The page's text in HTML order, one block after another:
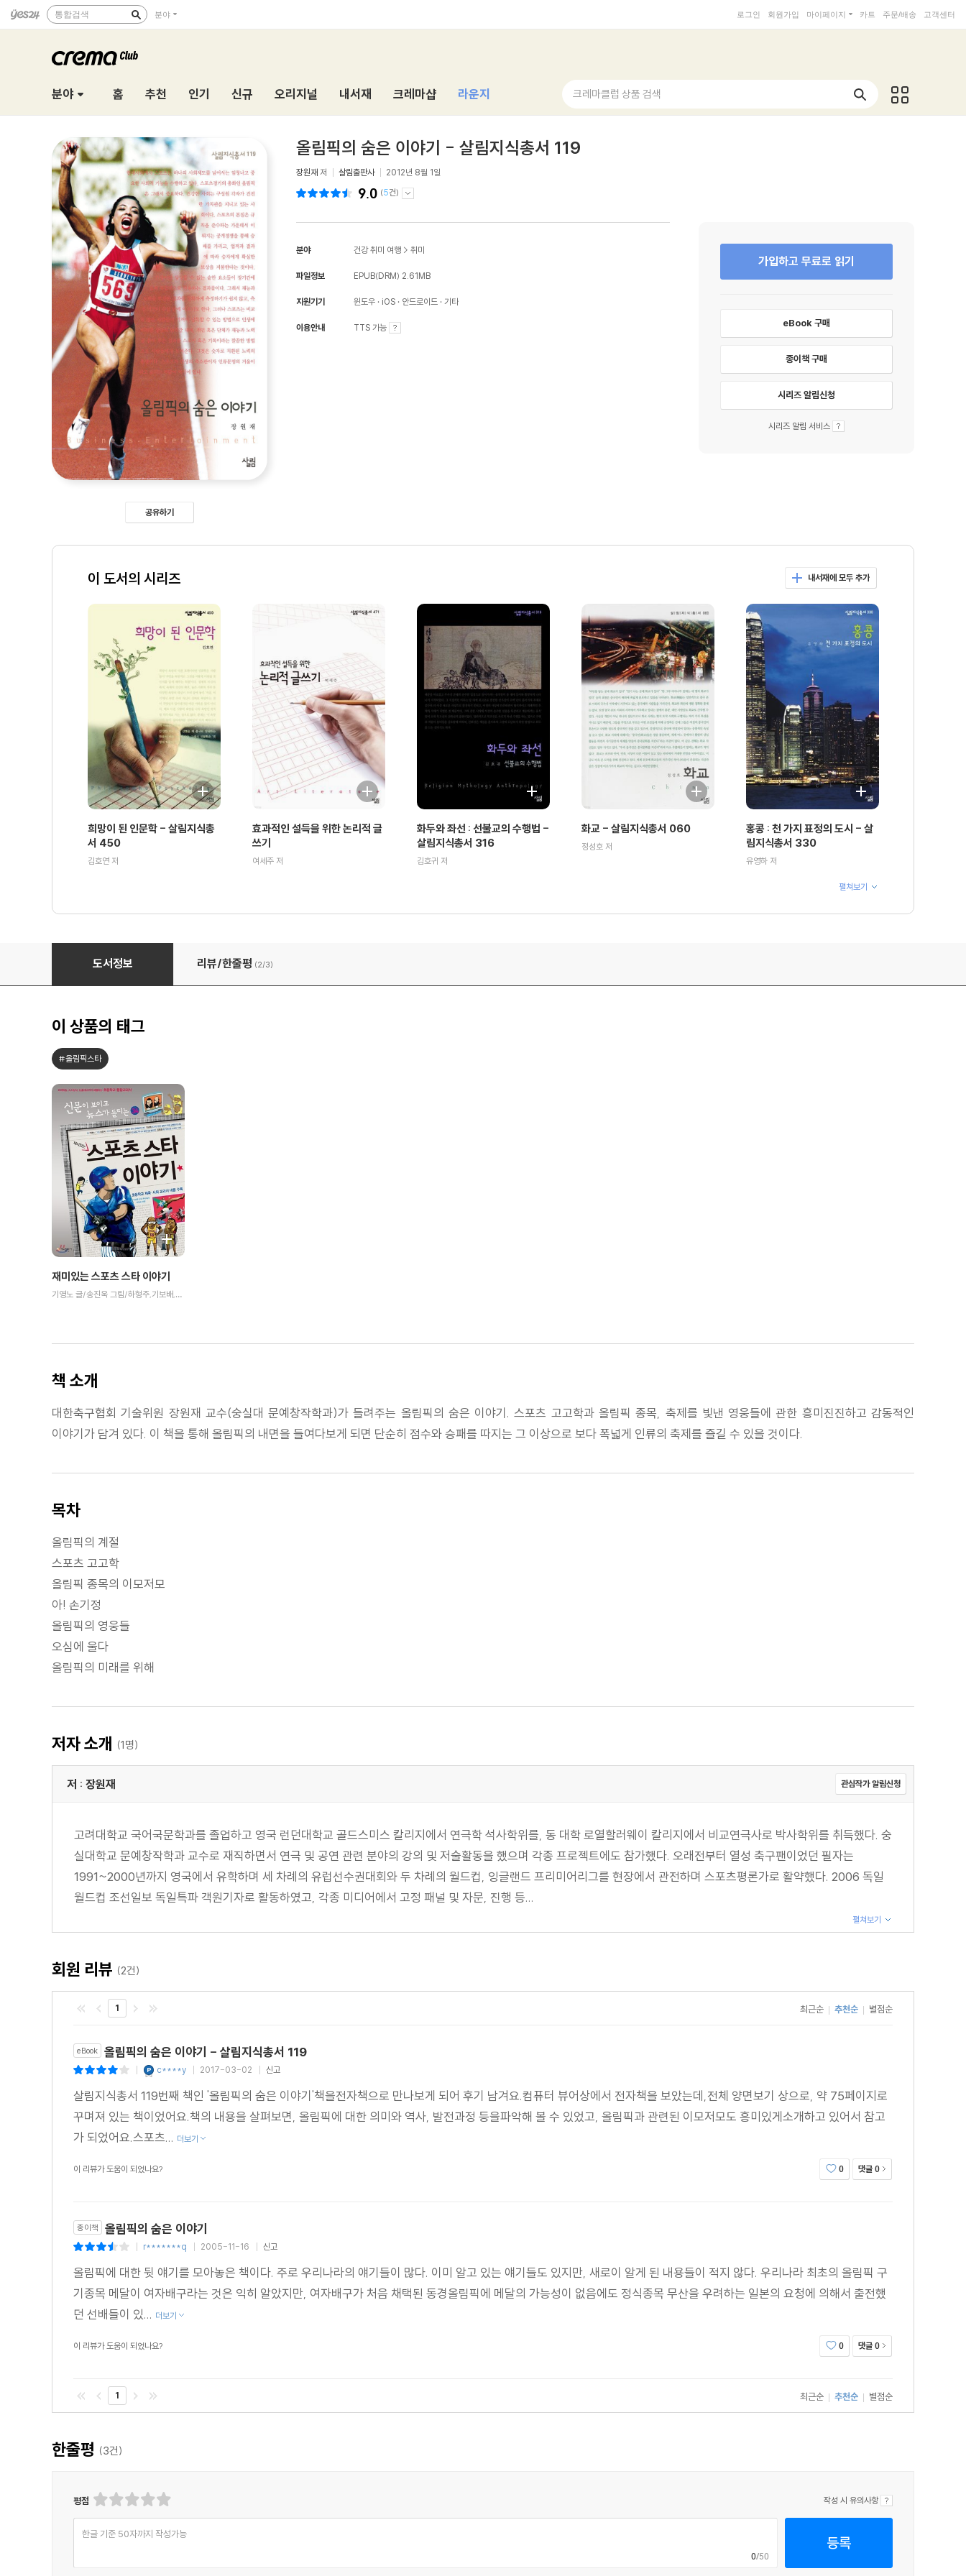
통합검색 분야 로그인 회원가입 마이페이지 카트 주문/배송 고객센터
분야 홈 추천 인기 신규 오리지널 내서재 크레마샵 라운지 크레마클럽 상품 검색
공유하기
올림픽의 숨은 이야기 - 살림지식총서 119
장원재 저 살림출판사 2012년 8월 1일
9.0 (5건)
분야 건강 취미 여행 > 취미
파일정보 EPUB(DRM) 2.61MB
지원기기 윈도우 iOS 안드로이드 기타
이용안내 TTS 가능
가입하고 무료로 읽기
eBook 구매
종이책 구매
시리즈 알림신청
시리즈 알림 서비스
이 도서의 시리즈 내서재에 모두 추가
희망이 된 인문학 - 살림지식총
서 450
김호연 저
효과적인 설득을 위한 논리적 글
쓰기
여세주 저
화두와 좌선 : 선불교의 수행법 -
살림지식총서 316
김호귀 저
화교 - 살림지식총서 060
정성호 저
홍콩 : 천 가지 표정의 도시 - 살
림지식총서 330
유영하 저
펼쳐보기
올림픽의 숨은 이야기 - 살림지식총서 119
도서정보 리뷰/한줄평 (2/3)
이 상품의 태그
#올림픽스타
재미있는 스포츠 스타 이야기
기영노 글/송진욱 그림/하형주,기보배,유명우,김동훈 추천
책 소개
대한축구협회 기술위원 장원재 교수(숭실대 문예창작학과)가 들려주는 올림픽의 숨은 이야기. 스포츠 고고학과 올림픽 종목, 축제를 빛낸 영웅들에 관한 흥미진진하고 감동적인
이야기가 담겨 있다. 이 책을 통해 올림픽의 내면을 들여다보게 되면 단순히 점수와 승패를 따지는 그 이상으로 보다 폭넓게 인류의 축제를 즐길 수 있을 것이다.
목차
올림픽의 계절
스포츠 고고학
올림픽 종목의 이모저모
아! 손기정
올림픽의 영웅들
오심에 울다
올림픽의 미래를 위해
저자 소개 (1명)
저 : 장원재 관심작가 알림신청
고려대학교 국어국문학과를 졸업하고 영국 런던대학교 골드스미스 칼리지에서 연극학 석사학위를, 동 대학 로열할러웨이 칼리지에서 비교연극사로 박사학위를 취득했다. 숭
실대학교 문예창작학과 교수로 재직하면서 연극 및 공연 관련 분야의 강의 및 저술활동을 했으며 각종 프로젝트에도 참가했다. 오래전부터 열성 축구팬이었던 필자는
1991~2000년까지 영국에서 유학하며 세 차례의 유럽선수권대회와 두 차례의 월드컵, 잉글랜드 프리미어리그를 현장에서 관전하며 스포츠평론가로 활약했다. 2006 독일
월드컵 조선일보 독일특파 객원기자로 활동하였고, 각종 미디어에서 고정 패널 및 자문, 진행 등...
펼쳐보기
회원 리뷰 (2건)
1 최근순 추천순 별점순
eBook 올림픽의 숨은 이야기 - 살림지식총서 119
c****y 2017-03-02 신고
살림지식총서 119번째 책인 '올림픽의 숨은 이야기'책을전자책으로 만나보게 되어 후기 남겨요.컴퓨터 뷰어상에서 전자책을 보았는데,전체 양면보기 상으로, 약 75페이지로
꾸며져 있는 책이었어요.책의 내용을 살펴보면, 올림픽에 대한 의미와 역사, 발전과정 등을파악해 볼 수 있었고, 올림픽과 관련된 이모저모도 흥미있게소개하고 있어서 참고
가 되었어요.스포츠... 더보기
이 리뷰가 도움이 되었나요? 0 댓글 0
종이책 올림픽의 숨은 이야기
r*******q 2005-11-16 신고
올림픽에 대한 뒷 얘기를 모아놓은 책이다. 주로 우리나라의 얘기들이 많다. 이미 알고 있는 얘기들도 있지만, 새로이 알게 된 내용들이 적지 않다. 우리나라 최초의 올림픽 구
기종목 메달이 여자배구라는 것은 익히 알았지만, 여자배구가 처음 채택된 동경올림픽에 메달의 가능성이 없음에도 정식종목 무산을 우려하는 일본의 요청에 의해서 출전했
던 선배들이 있... 더보기
이 리뷰가 도움이 되었나요? 0 댓글 0
1 최근순 추천순 별점순
한줄평 (3건)
평점 작성 시 유의사항
한글 기준 50자까지 작성가능
0/50
등록